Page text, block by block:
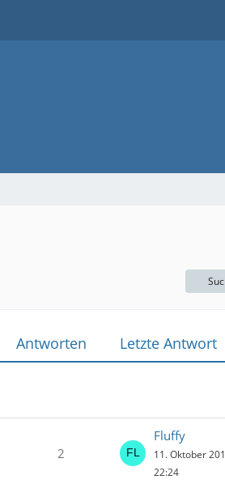
Antworten Letzte Antwort
2
Fluffy
11. Oktober
22:24